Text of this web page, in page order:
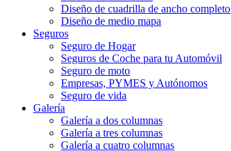
Diseño de cuadrilla de ancho completo
Diseño de medio mapa
Seguros
Seguro de Hogar
Seguros de Coche para tu Automóvil
Seguro de moto
Empresas, PYMES y Autónomos
Seguro de vida
Galería
Galería a dos columnas
Galería a tres columnas
Galería a cuatro columnas